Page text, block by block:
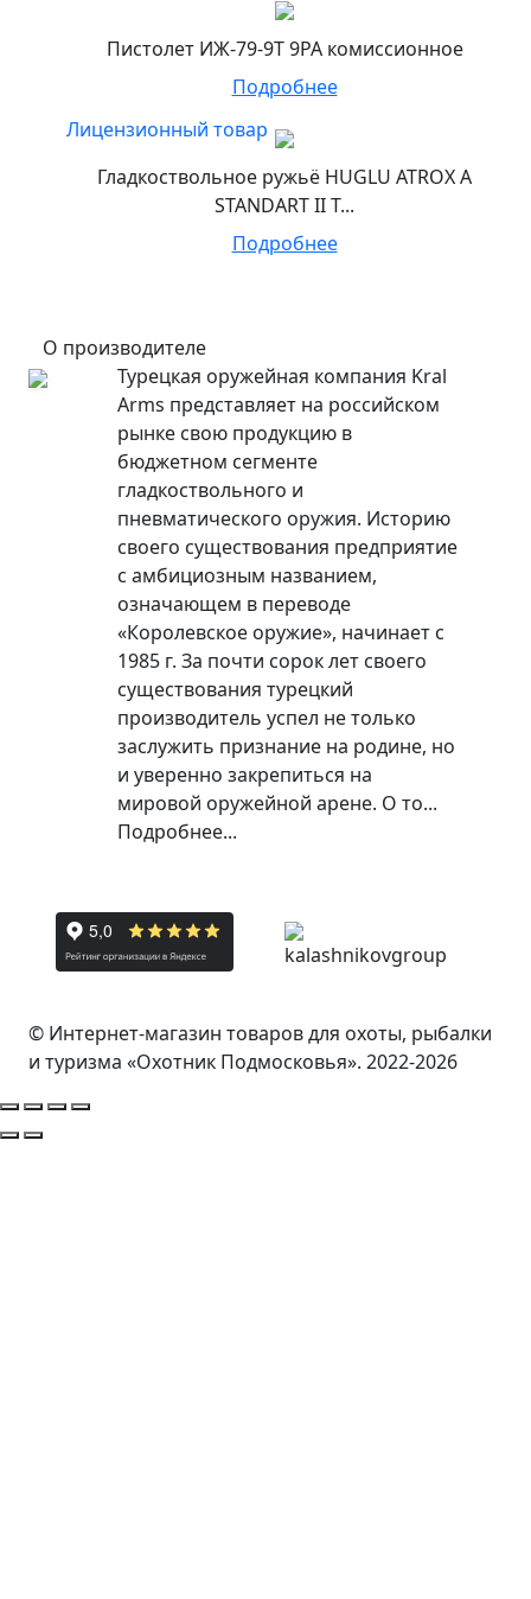
Пистолет ИЖ-79-9Т 9РА комиссионное
Подробнее
Лицензионный товар
Гладкоствольное ружьё HUGLU ATROX A
STANDART II T...
Подробнее
О производителе
Турецкая оружейная компания Kral
Arms представляет на российском
рынке свою продукцию в
бюджетном сегменте
гладкоствольного и
пневматического оружия. Историю
своего существования предприятие
с амбициозным названием,
означающем в переводе
«Королевское оружие», начинает с
1985 г. За почти сорок лет своего
существования турецкий
производитель успел не только
заслужить признание на родине, но
и уверенно закрепиться на
мировой оружейной арене. О то...
Подробнее...
© Интернет-магазин товаров для охоты, рыбалки
и туризма «Охотник Подмосковья». 2022-2026